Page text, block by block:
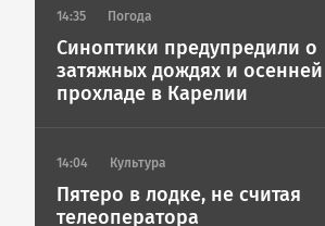
14:35 Погода
Синоптики предупредили о
затяжных дождях и осенней
прохладе в Карелии
14:04 Культура
Пятеро в лодке, не считая
телеоператора